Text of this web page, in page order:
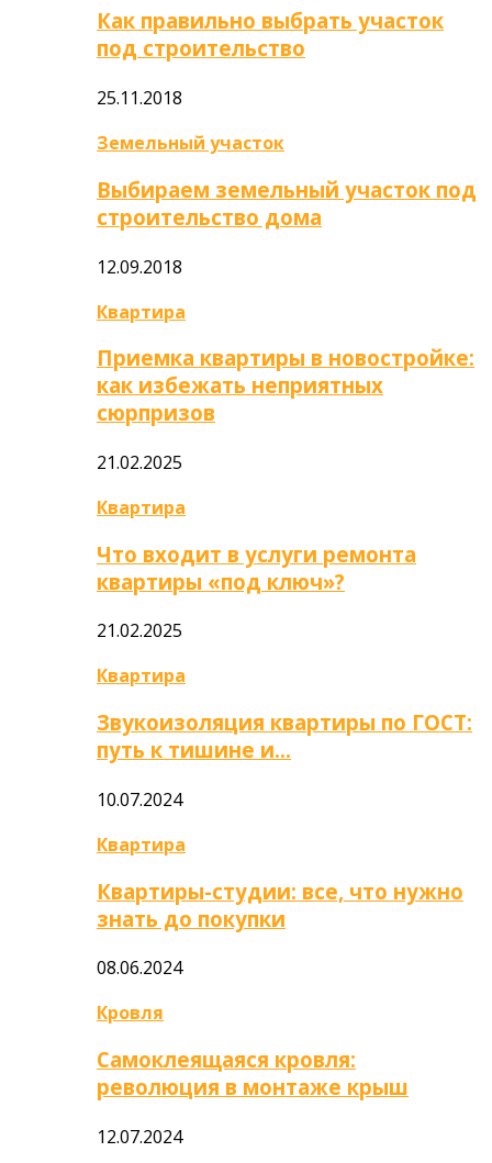
Как правильно выбрать участок
под строительство
25.11.2018
Земельный участок
Выбираем земельный участок под
строительство дома
12.09.2018
Квартира
Приемка квартиры в новостройке:
как избежать неприятных
сюрпризов
21.02.2025
Квартира
Что входит в услуги ремонта
квартиры «под ключ»?
21.02.2025
Квартира
Звукоизоляция квартиры по ГОСТ:
путь к тишине и…
10.07.2024
Квартира
Квартиры-студии: все, что нужно
знать до покупки
08.06.2024
Кровля
Самоклеящаяся кровля:
революция в монтаже крыш
12.07.2024